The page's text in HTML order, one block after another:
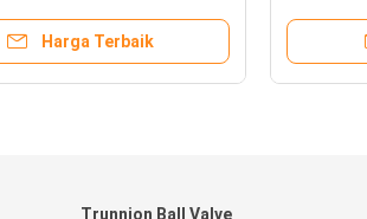
Harga Terbaik
Trunnion Ball Valve